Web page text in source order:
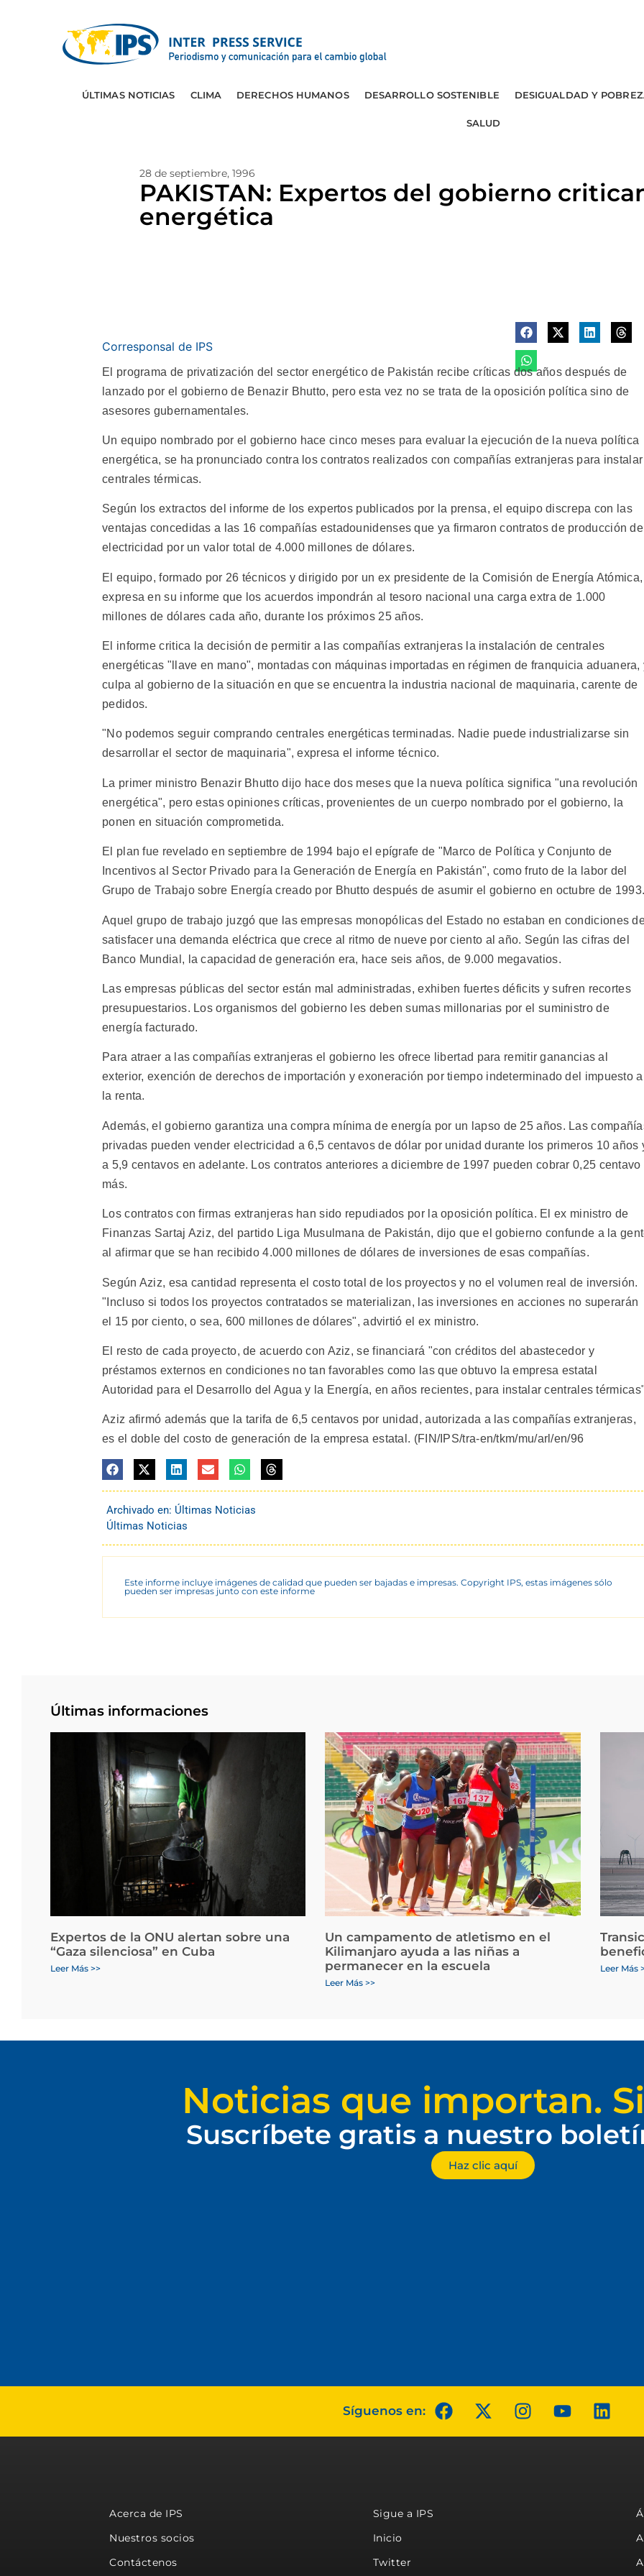
ÚLTIMAS NOTICIAS CLIMA DERECHOS HUMANOS DESARROLLO SOSTENIBLE DESIGUALDAD Y
SALUD
28 de septiembre, 1996
PAKISTAN: Expertos del gobierno
energética
Corresponsal de IPS
El programa de privatización del sector energético de Pakistán recibe críticas dos años después de
lanzado por el gobierno de Benazir Bhutto, pero esta vez no se trata de la oposición política sino de
asesores gubernamentales.
Un equipo nombrado por el gobierno hace cinco meses para evaluar la ejecución de la nueva política
energética, se ha pronunciado contra los contratos realizados con compañías extranjeras para instalar
centrales térmicas.
Según los extractos del informe de los expertos publicados por la prensa, el equipo discrepa con las
ventajas concedidas a las 16 compañías estadounidenses que ya firmaron contratos de producción de
electricidad por un valor total de 4.000 millones de dólares.
El equipo, formado por 26 técnicos y dirigido por un ex presidente de la Comisión de Energía Atómica,
expresa en su informe que los acuerdos impondrán al tesoro nacional una carga extra de 1.000
millones de dólares cada año, durante los próximos 25 años.
El informe critica la decisión de permitir a las compañías extranjeras la instalación de centrales
energéticas "llave en mano", montadas con máquinas importadas en régimen de franquicia aduanera,
culpa al gobierno de la situación en que se encuentra la industria nacional de maquinaria, carente de
pedidos.
"No podemos seguir comprando centrales energéticas terminadas. Nadie puede industrializarse sin
desarrollar el sector de maquinaria", expresa el informe técnico.
La primer ministro Benazir Bhutto dijo hace dos meses que la nueva política significa "una revolución
energética", pero estas opiniones críticas, provenientes de un cuerpo nombrado por el gobierno, la
ponen en situación comprometida.
El plan fue revelado en septiembre de 1994 bajo el epígrafe de "Marco de Política y Conjunto de
Incentivos al Sector Privado para la Generación de Energía en Pakistán", como fruto de la labor del
Grupo de Trabajo sobre Energía creado por Bhutto después de asumir el gobierno en octubre de
Aquel grupo de trabajo juzgó que las empresas monopólicas del Estado no estaban en condiciones
satisfacer una demanda eléctrica que crece al ritmo de nueve por ciento al año. Según las cifras del
Banco Mundial, la capacidad de generación era, hace seis años, de 9.000 megavatios.
Las empresas públicas del sector están mal administradas, exhiben fuertes déficits y sufren recortes
presupuestarios. Los organismos del gobierno les deben sumas millonarias por el suministro de
energía facturado.
Para atraer a las compañías extranjeras el gobierno les ofrece libertad para remitir ganancias al
exterior, exención de derechos de importación y exoneración por tiempo indeterminado del impuesto a
la renta.
Además, el gobierno garantiza una compra mínima de energía por un lapso de 25 años. Las
privadas pueden vender electricidad a 6,5 centavos de dólar por unidad durante los primeros 10 años
a 5,9 centavos en adelante. Los contratos anteriores a diciembre de 1997 pueden cobrar 0,25 centavo
más.
Los contratos con firmas extranjeras han sido repudiados por la oposición política. El ex ministro de
Finanzas Sartaj Aziz, del partido Liga Musulmana de Pakistán, dijo que el gobierno confunde a la
al afirmar que se han recibido 4.000 millones de dólares de inversiones de esas compañías.
Según Aziz, esa cantidad representa el costo total de los proyectos y no el volumen real de inversión.
"Incluso si todos los proyectos contratados se materializan, las inversiones en acciones no superarán
el 15 por ciento, o sea, 600 millones de dólares", advirtió el ex ministro.
El resto de cada proyecto, de acuerdo con Aziz, se financiará "con créditos del abastecedor y
préstamos externos en condiciones no tan favorables como las que obtuvo la empresa estatal
Autoridad para el Desarrollo del Agua y la Energía, en años recientes, para instalar centrales
Aziz afirmó además que la tarifa de 6,5 centavos por unidad, autorizada a las compañías extranjeras,
es el doble del costo de generación de la empresa estatal. (FIN/IPS/tra-en/tkm/mu/arl/en/96
Archivado en: Últimas Noticias
Últimas Noticias
Este informe incluye imágenes de calidad que pueden ser bajadas e impresas. Copyright IPS, estas imágenes sólo
pueden ser impresas junto con este informe
Últimas informaciones
Expertos de la ONU alertan sobre una
“Gaza silenciosa” en Cuba
Leer Más >>
Un campamento de atletismo en el
Kilimanjaro ayuda a las niñas a
permanecer en la escuela
Leer Más >>
Leer Más
Noticias que importan.
Suscríbete gratis a nuestro
Haz clic aquí
Síguenos en:
Acerca de IPS
Nuestros socios
Contáctenos
Sigue a IPS
Inicio
Twitter